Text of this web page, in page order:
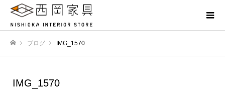
ブログ IMG_1570
IMG_1570